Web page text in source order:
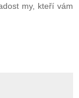
my, kteří vám